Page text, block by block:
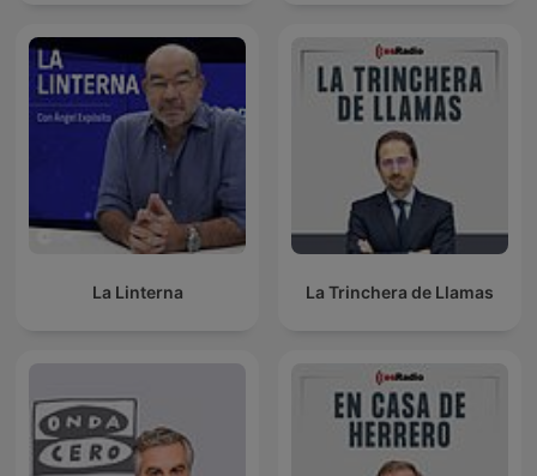
La Linterna La Trinchera de Llamas